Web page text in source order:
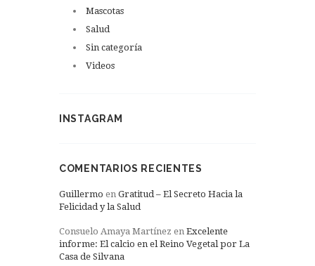
Mascotas
Salud
Sin categoría
Videos
INSTAGRAM
COMENTARIOS RECIENTES
Guillermo en Gratitud – El Secreto Hacia la
Felicidad y la Salud
Consuelo Amaya Martínez en Excelente
informe: El calcio en el Reino Vegetal por La
Casa de Silvana